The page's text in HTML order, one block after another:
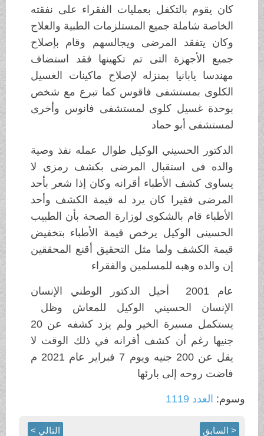
كان يقوم بالتكفل بعمليات الفقراء على نفقته
الخاصة شاملة جميع المستلزمات الطبية والعلاج
وكان يتفقد المرضى ويجالسهم وقام بإصلاح
جميع الأجهزة التى تم تكهينها فقد استضاف
مهندسا يابانيا بمنزله لإصلاح ماكينات الغسيل
الكلوى بمستشفى فاقوس كما تبرع مع شخص
بوحدة غسيل كلوى لمستشفى فانوس وأخرى
لمستشفى أبو حماد
الدكتور الحسيني الوكيل طوال عمله نفذ وصية
والده فى استقبال المرضى بكشف رمزى لا
يساوى كشف الأطباء أقرانه وكان إذا شعر بأحد
المرضى فقيرا كان يرد له قيمة الكشف وأحد
الأطباء قام بالشكوى لوزارة الصحة بأن الطبيب
الحسينى الوكيل يرخص قيمة الأطباء بتخفيض
قيمة الكشف ولما مثل التحقيق أقنع المحققين
إن والده وهبه للمسلمين والفقراء
عام 2001 أحيل الدكتور الوطني الإنسان
الإنسان الحسيني الوكيل للمعاش وظل
يستكمل مسيرة الخير ولم يزد كشفه عن 20
جنيها رغم أن كشف أقرانه في ذلك الوقت لا
يقل عن 200 جنيه ويوم 7 فبراير عام 2021 م
فاضت روحه إلى بارئها
وسوم:العدد 1119
< السابق التالي >